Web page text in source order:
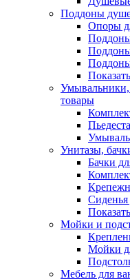
Поддоны
Опоры
Умывальники,
товары
Унитазы,
Бачки
Сиденья
Мойки и
Мойки
Мебель для